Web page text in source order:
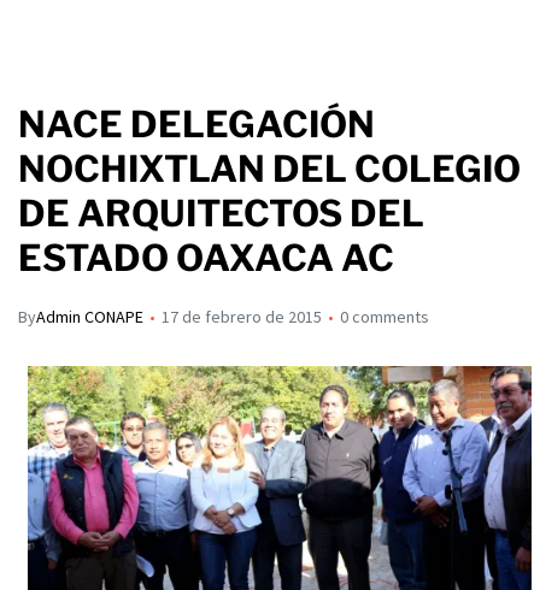
NACE DELEGACIÓN
NOCHIXTLAN DEL COLEGIO
DE ARQUITECTOS DEL
ESTADO OAXACA AC
ByAdmin CONAPE 17 de febrero de 2015 0 comments